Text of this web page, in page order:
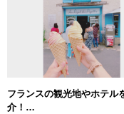
フランスの観光地やホテル
介！…